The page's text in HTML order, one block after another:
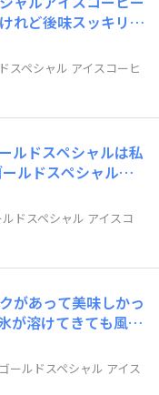
れど後味スッキリで
、美味しい^ ^
スペシャル アイスコーヒ
ルドスペシャルは私
ドスペシャル アイスコ
があって美味しかっ
が溶けてきても風味
コーヒー専用って買
らの時期や、酸味少
です！仕事や家事の
ゴールドスペシャル アイス